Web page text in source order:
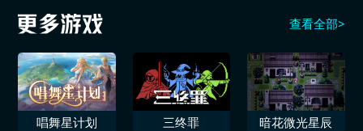
查看全部>
唱舞星计划 三终罪 暗花微光星辰